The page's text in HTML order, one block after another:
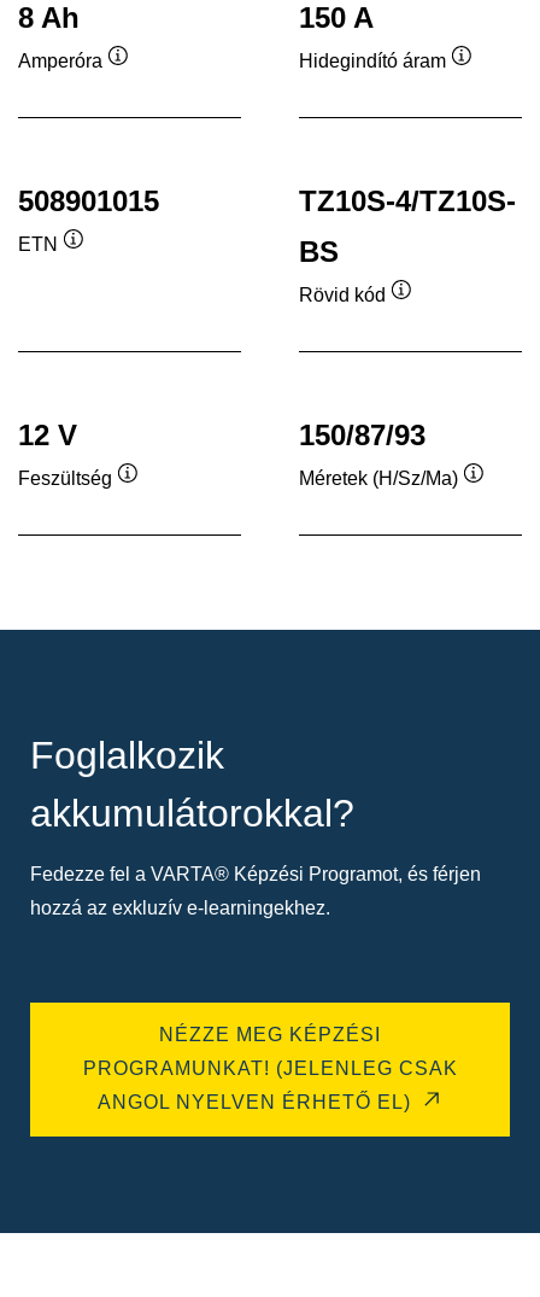
8 Ah
Amperóra
150 A
Hidegindító áram
508901015
ETN
TZ10S-4/TZ10S-
BS
Rövid kód
12 V
Feszültség
150/87/93
Méretek (H/Sz/Ma)
Foglalkozik
akkumulátorokkal?
Fedezze fel a VARTA® Képzési Programot, és férjen
hozzá az exkluzív e-learningekhez.
NÉZZE MEG KÉPZÉSI
PROGRAMUNKAT! (JELENLEG CSAK
ANGOL NYELVEN ÉRHETŐ EL)